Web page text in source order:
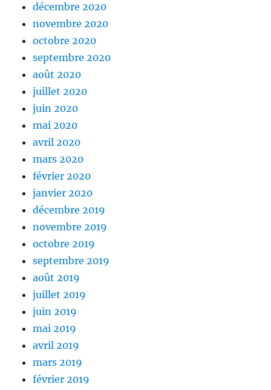
décembre 2020
novembre 2020
octobre 2020
septembre 2020
août 2020
juillet 2020
juin 2020
mai 2020
avril 2020
mars 2020
février 2020
janvier 2020
décembre 2019
novembre 2019
octobre 2019
septembre 2019
août 2019
juillet 2019
juin 2019
mai 2019
avril 2019
mars 2019
février 2019